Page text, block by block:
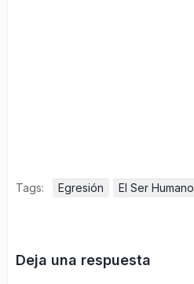
Tags: Egresión El Ser Humano
Deja una respuesta